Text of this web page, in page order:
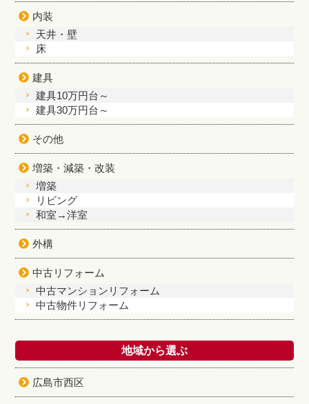
内装
天井・壁
床
建具
建具10万円台～
建具30万円台～
その他
増築・減築・改装
増築
リビング
和室→洋室
外構
中古リフォーム
中古マンションリフォーム
中古物件リフォーム
地域から選ぶ
広島市西区